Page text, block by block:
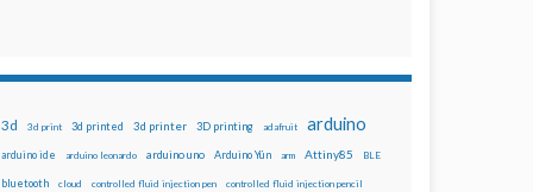
3d 3d print 3d printed 3d printer 3D printing adafruit arduino
arduino ide arduino leonardo arduino uno Arduino Yún arm Attiny85 BLE
bluetooth cloud controlled fluid injection pen controlled fluid injection pencil